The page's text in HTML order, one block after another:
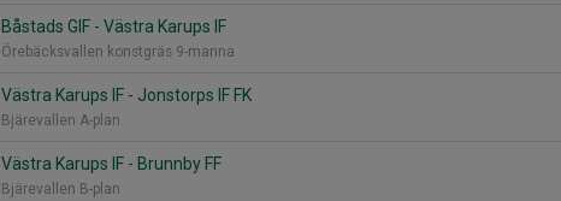
Båstads GIF - Västra Karups IF
Örebäcksvallen konstgräs 9-manna
Västra Karups IF - Jonstorps IF FK
Bjärevallen A-plan
Västra Karups IF - Brunnby FF
Bjärevallen B-plan